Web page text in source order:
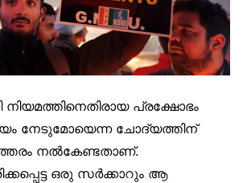
പ്രക്ഷോഭം
നേടുമോയെന്ന ചോദ്യത്തിന്
നൽകേണ്ടതാണ്.
ഒരു സർക്കാറും ആ